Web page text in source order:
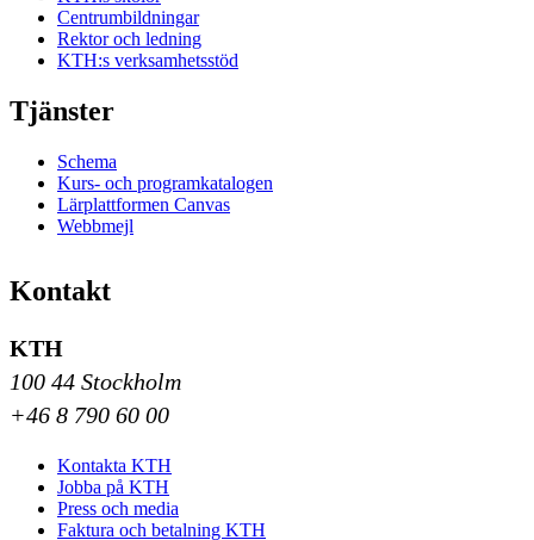
Centrumbildningar
Rektor och ledning
KTH:s verksamhetsstöd
Tjänster
Schema
Kurs- och programkatalogen
Lärplattformen Canvas
Webbmejl
Kontakt
KTH
100 44 Stockholm
+46 8 790 60 00
Kontakta KTH
Jobba på KTH
Press och media
Faktura och betalning KTH